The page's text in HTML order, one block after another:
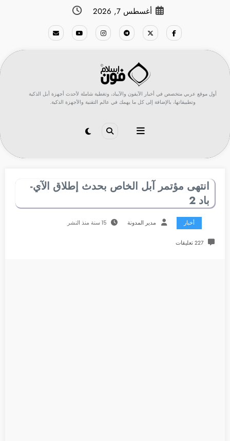
أغسطس 7, 2026
أول موقع عربي متخصص في أخبار الآيفون والآيباد، وتغطية شاملة لأحدث أجهزة أبل الذكية
وتطبيقاتها، بالإضافة إلى كل ما يهمك في عالم التقنية والأجهزة الذكية.
انتهى مؤتمر آبل الخاص بحدث إطلاق الآي-
باد 2
أخبار مدير المدونة 15 سنة منذ النشر
227 تعليقات